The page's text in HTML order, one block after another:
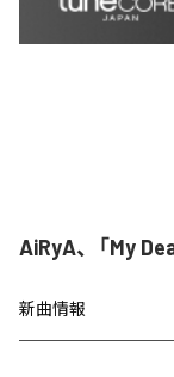
AiRyA、「My
新曲情報